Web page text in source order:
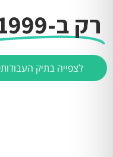
רק ב-1999 ₪
לצפייה בתיק העבודות